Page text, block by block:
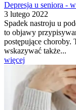
Depresja u seniora -
3 lutego 2022
Spadek nastroju u
to objawy
postępujące choroby.
wskazywać także...
więcej